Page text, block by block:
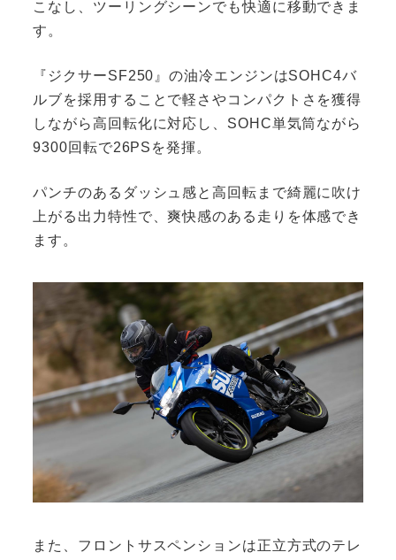
こなし、ツーリングシーンでも快適に移動できま
す。
『ジクサーSF250』の油冷エンジンはSOHC4バ
ルブを採用することで軽さやコンパクトさを獲得
しながら高回転化に対応し、SOHC単気筒ながら
9300回転で26PSを発揮。
パンチのあるダッシュ感と高回転まで綺麗に吹け
上がる出力特性で、爽快感のある走りを体感でき
ます。
また、フロントサスペンションは正立方式のテレ